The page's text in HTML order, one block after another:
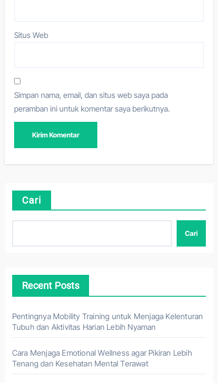
Situs Web
Simpan nama, email, dan situs web saya pada
peramban ini untuk komentar saya berikutnya.
Cari
Cari
Recent Posts
Pentingnya Mobility Training untuk Menjaga Kelenturan
Tubuh dan Aktivitas Harian Lebih Nyaman
Cara Menjaga Emotional Wellness agar Pikiran Lebih
Tenang dan Kesehatan Mental Terawat